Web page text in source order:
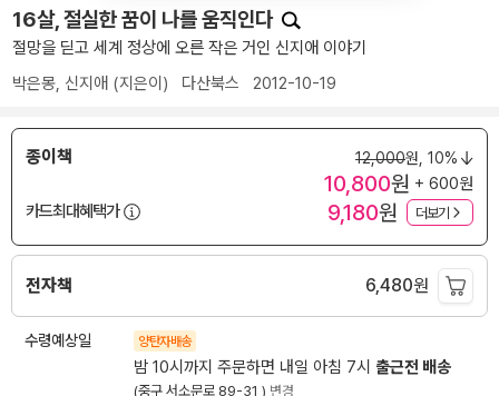
16살, 절실한 꿈이 나를 움직인다
절망을 딛고 세계 정상에 오른 작은 거인 신지애 이야기
박은몽, 신지애 (지은이) 다산북스 2012-10-19
종이책 12,000원, 10%
10,800원 + 600원
카드최대혜택가
9,180원 더보기
전자책 6,480원
수령예상일 양탄자배송
밤 10시까지 주문하면 내일 아침 7시 출근전 배송
(중구 서소문로 89-31 ) 변경